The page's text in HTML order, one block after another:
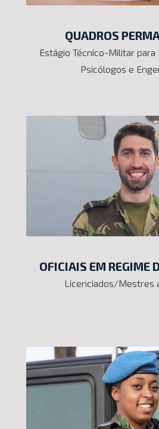
QUADROS
Estágio Técnico-Militar para
Psicólogos e
OFICIAIS EM REGIME
Licenciados/Mestres